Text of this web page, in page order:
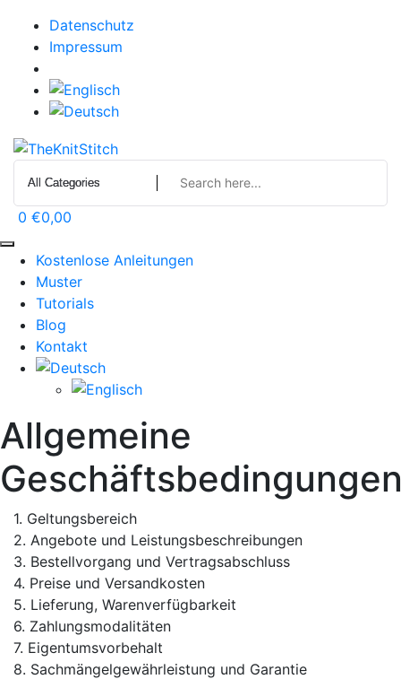
Inhalt
springen
Datenschutz
Impressum
0 €0,00
Kostenlose Anleitungen
Muster
Tutorials
Blog
Kontakt
Allgemeine
1. Geltungsbereich
2. Angebote und Leistungsbeschreibungen
3. Bestellvorgang und Vertragsabschluss
4. Preise und Versandkosten
5. Lieferung, Warenverfügbarkeit
6. Zahlungsmodalitäten
7. Eigentumsvorbehalt
8. Sachmängelgewährleistung und Garantie